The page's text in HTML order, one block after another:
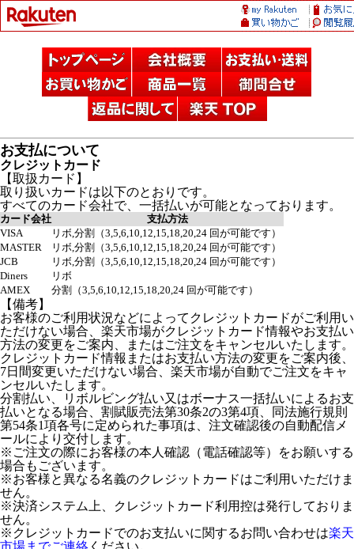
お支払について
クレジットカード
【取扱カード】
取り扱いカードは以下のとおりです。
すべてのカード会社で、一括払いが可能となっております。
カード会社
支払方法
VISA
リボ,分割（3,5,6,10,12,15,18,20,24 回が可能です）
MASTER
リボ,分割（3,5,6,10,12,15,18,20,24 回が可能です）
JCB
リボ,分割（3,5,6,10,12,15,18,20,24 回が可能です）
Diners
リボ
AMEX
分割（3,5,6,10,12,15,18,20,24 回が可能です）
【備考】
お客様のご利用状況などによってクレジットカードがご利用い
ただけない場合、楽天市場がクレジットカード情報やお支払い
方法の変更をご案内、またはご注文をキャンセルいたします。
クレジットカード情報またはお支払い方法の変更をご案内後、
7日間変更いただけない場合、楽天市場が自動でご注文をキャ
ンセルいたします。
分割払い、リボルビング払い又はボーナス一括払いによるお支
払いとなる場合、割賦販売法第30条2の3第4項、同法施行規則
第54条1項各号に定められた事項は、注文確認後の自動配信メ
ールにより交付します。
※ご注文の際にお客様の本人確認（電話確認等）をお願いする
場合もございます。
※お客様と異なる名義のクレジットカードはご利用いただけま
せん。
※決済システム上、クレジットカード利用控は発行しておりま
せん。
※クレジットカードでのお支払いに関するお問い合わせは楽天
市場までご連絡 ください。